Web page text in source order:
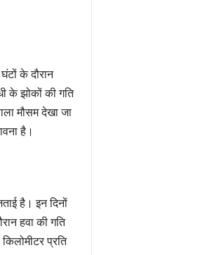
के दौरान
के झोकों की गति
मौसम देखा जा
है।
है। इन दिनों
हवा की गति
प्रति